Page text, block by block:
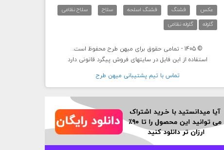
عکس فشنگ فشنگ اسلحه سلاح
سلاح نظامی
گلوله
گلوله نظامی
© 1405 - تمامی حقوق برای میهن طرح محفوظ است.
استفاده از این فایل در سایتهای فروش پیگرد قانونی دارد
تماس با تيم پشتيبانی ميهن طرح